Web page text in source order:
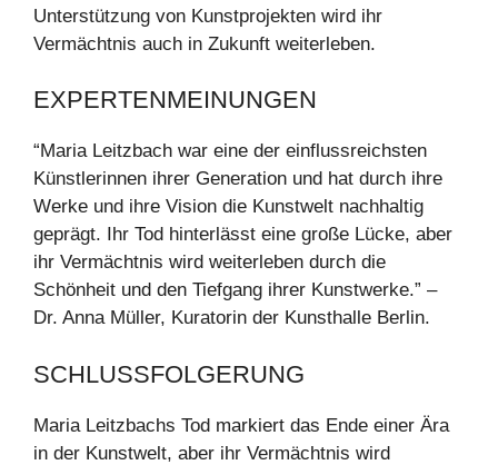
Unterstützung von Kunstprojekten wird ihr
Vermächtnis auch in Zukunft weiterleben.
EXPERTENMEINUNGEN
“Maria Leitzbach war eine der einflussreichsten
Künstlerinnen ihrer Generation und hat durch ihre
Werke und ihre Vision die Kunstwelt nachhaltig
geprägt. Ihr Tod hinterlässt eine große Lücke, aber
ihr Vermächtnis wird weiterleben durch die
Schönheit und den Tiefgang ihrer Kunstwerke.” –
Dr. Anna Müller, Kuratorin der Kunsthalle Berlin.
SCHLUSSFOLGERUNG
Maria Leitzbachs Tod markiert das Ende einer Ära
in der Kunstwelt, aber ihr Vermächtnis wird